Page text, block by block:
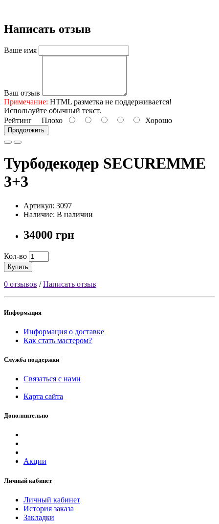
Написать отзыв
Ваше имя
Ваш отзыв
Примечание: HTML разметка не поддерживается!
Используйте обычный текст.
Рейтинг Плохо Хорошо
Продолжить
Турбодекодер SECUREMME
3+3
Артикул: 3097
Наличие: В наличии
34000 грн
Кол-во
Купить
0 отзывов /Написать отзыв
Информация
Информация о доставке
Как стать мастером?
Служба поддержки
Связаться с нами
Карта сайта
Дополнительно
Акции
Личный кабинет
Личный кабинет
История заказа
Закладки